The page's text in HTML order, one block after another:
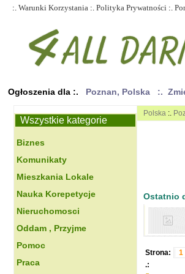
:. Warunki Korzystania :. Polityka Prywatności :.
Ogłoszenia dla :. Poznan, Polska :.
Wszystkie kategorie
Biznes
Komunikaty
Mieszkania Lokale
Nauka Korepetycje
Nieruchomosci
Oddam , Przyjme
Pomoc
Praca
Polska :.
Ostatnio
Strona:
1
.: